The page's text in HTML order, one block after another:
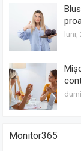
Monitor365